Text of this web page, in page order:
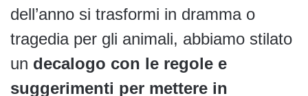
dell’anno si trasformi in dramma o
tragedia per gli animali, abbiamo stilato
un decalogo con le regole e
suggerimenti per mettere in